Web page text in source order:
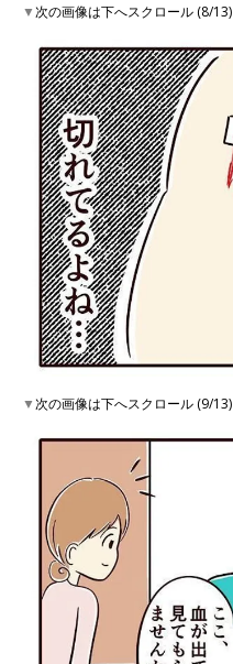
▼次の画像は下へスクロール (8/13)
▼次の画像は下へスクロール (9/13)